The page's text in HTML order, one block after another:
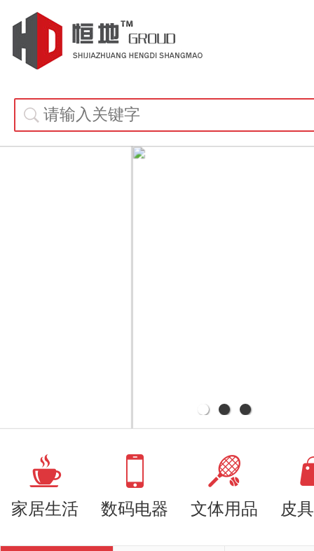
家居生活 数码电器 文体用品 皮